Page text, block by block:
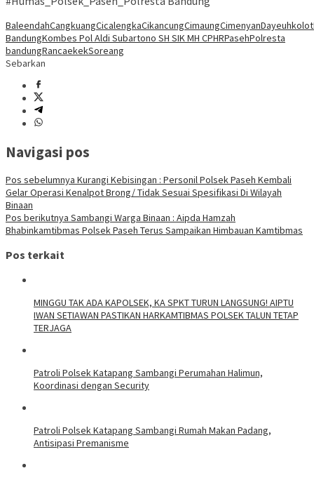
BaleendahCangkuangCicalengkaCikancungCimaungCimenyanDayeuhkolot
BandungKombes Pol Aldi Subartono SH SIK MH CPHRPasehPolresta
bandungRancaekekSoreang
Sebarkan
Navigasi pos
Pos sebelumnya Kurangi Kebisingan : Personil Polsek Paseh Kembali
Gelar Operasi Kenalpot Brong/ Tidak Sesuai Spesifikasi Di Wilayah
Binaan
Pos berikutnya Sambangi Warga Binaan : Aipda Hamzah
Bhabinkamtibmas Polsek Paseh Terus Sampaikan Himbauan Kamtibmas
Pos terkait
MINGGU TAK ADA KAPOLSEK, KA SPKT TURUN LANGSUNG! AIPTU
IWAN SETIAWAN PASTIKAN HARKAMTIBMAS POLSEK TALUN TETAP
TERJAGA
‎Patroli Polsek Katapang Sambangi Perumahan Halimun,
Koordinasi dengan Security
‎Patroli Polsek Katapang Sambangi Rumah Makan Padang,
Antisipasi Premanisme